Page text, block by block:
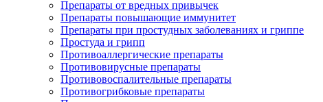
Препараты от вредных привычек
Препараты повышающие иммунитет
Препараты при простудных заболеваниях и гриппе
Простуда и грипп
Противоаллергические препараты
Противовирусные препараты
Противовоспалительные препараты
Противогрибковые препараты